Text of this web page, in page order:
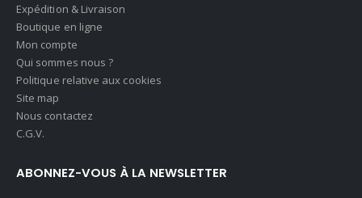
Expédition & Livraison
Boutique en ligne
Mon compte
Qui sommes nous ?
Politique relative aux cookies
Site map
Nous contactez
C.G.V.
ABONNEZ-VOUS À LA NEWSLETTER